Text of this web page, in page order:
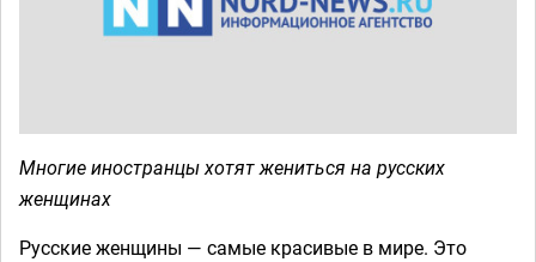
Многие иностранцы хотят жениться на русских
женщинах
Русские женщины — самые красивые в мире. Это